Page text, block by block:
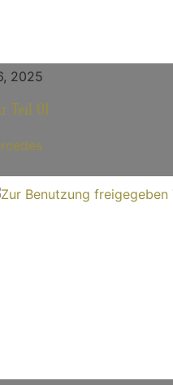
2025
Teil 01